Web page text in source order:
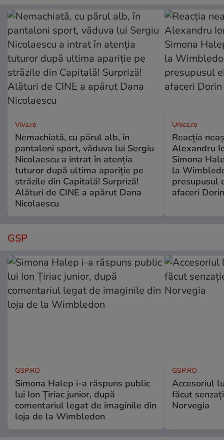
Viva.ro
Nemachiată, cu părul alb, în
pantaloni sport, văduva lui Sergiu
Nicolaescu a intrat în atenția
tuturor după ultima apariție pe
străzile din Capitală! Surpriză!
Alături de CINE a apărut Dana
Nicolaescu
Unica.ro
Reacția
Alexandru
Simona
la
presupusul
afaceri
GSP
GSP.RO
Simona Halep i-a răspuns public
lui Ion Țiriac junior, după
comentariul legat de imaginile din
loja de la Wimbledon
GSP.RO
Accesoriul
făcut
Norvegia